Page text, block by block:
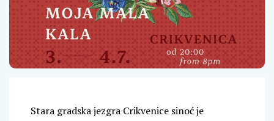
Stara gradska jezgra Crikvenice sinoć je